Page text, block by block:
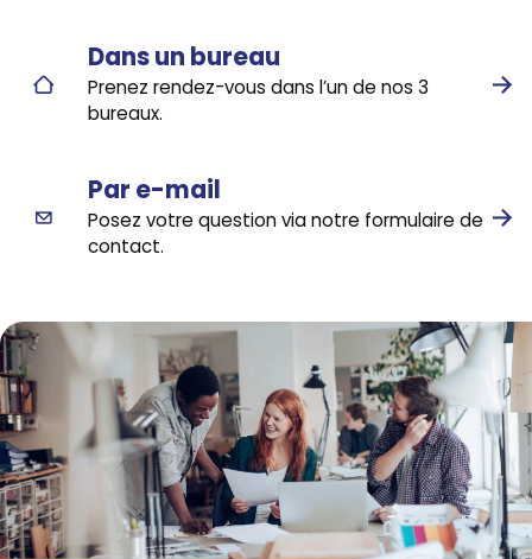
Dans un bureau
Prenez rendez-vous dans l’un de nos 3
bureaux.
Par e-mail
Posez votre question via notre formulaire de
contact.